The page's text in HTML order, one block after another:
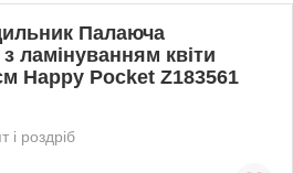
Палаюча
ламінуванням квіти
Happy Pocket Z183561
і роздріб